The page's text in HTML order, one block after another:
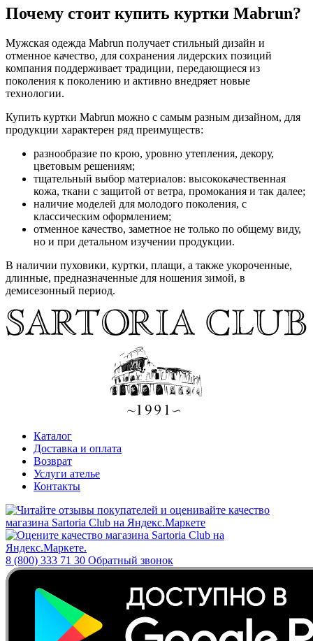
Почему стоит купить куртки Mabrun?
Мужская одежда Mabrun получает стильный дизайн и
отменное качество, для сохранения лидерских позиций
компания поддерживает традиции, передающиеся из
поколения к поколению и активно внедряет новые
технологии.
Купить куртки Mabrun можно с самым разным дизайном, для
продукции характерен ряд преимуществ:
разнообразие по крою, уровню утепления, декору,
цветовым решениям;
тщательный выбор материалов: высококачественная
кожа, ткани с защитой от ветра, промокания и так далее;
наличие моделей для молодого поколения, с
классическим оформлением;
отменное качество, заметное не только по общему виду,
но и при детальном изучении продукции.
В наличии пуховики, куртки, плащи, а также укороченные,
длинные, предназначенные для ношения зимой, в
демисезонный период.
Каталог
Доставка и оплата
Возврат
Услуги ателье
Контакты
8 (800) 333 71 30 Обратный звонок